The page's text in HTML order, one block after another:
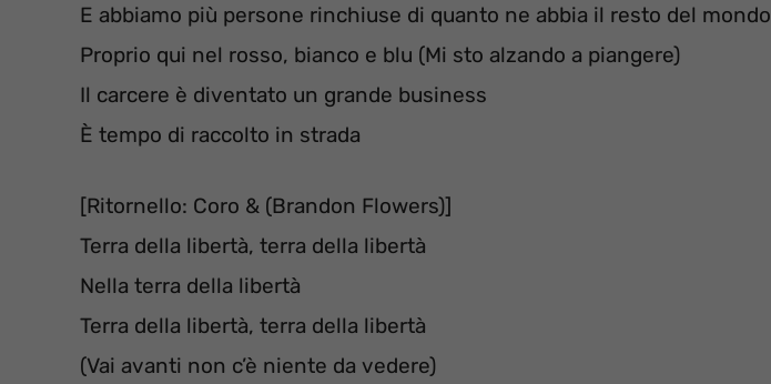
E abbiamo più persone rinchiuse di quanto ne abbia il resto del mondo
Proprio qui nel rosso, bianco e blu (Mi sto alzando a piangere)
Il carcere è diventato un grande business
È tempo di raccolto in strada
[Ritornello: Coro & (Brandon Flowers)]
Terra della libertà, terra della libertà
Nella terra della libertà
Terra della libertà, terra della libertà
(Vai avanti non c’è niente da vedere)